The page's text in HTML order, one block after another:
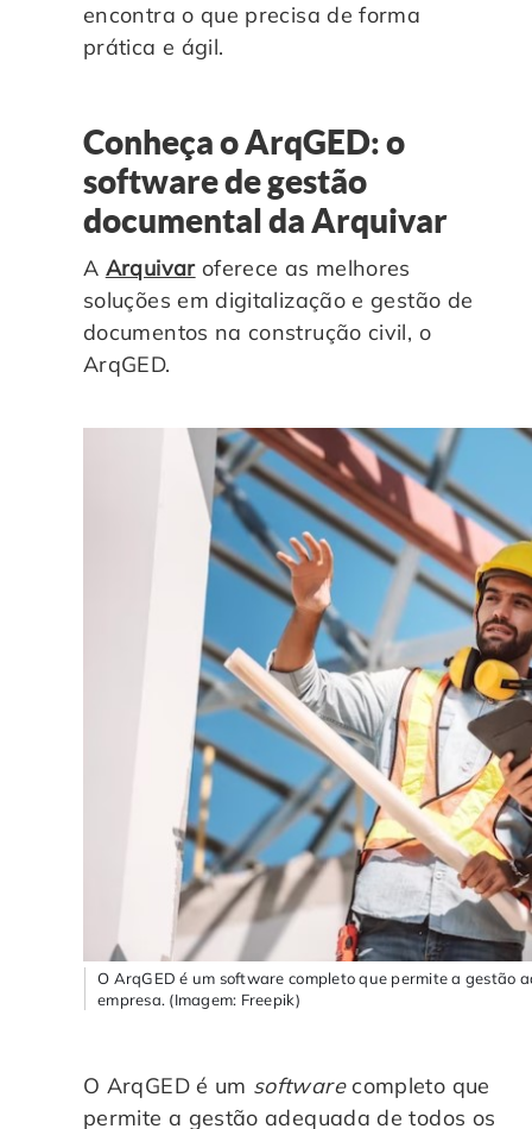
encontra o que precisa de forma
prática e ágil.
Conheça o ArqGED: o
software de gestão
documental da Arquivar
A Arquivaroferece as melhores
soluções em digitalização e gestão de
documentos na construção civil, o
ArqGED.
O ArqGED é um software completo que permite a gestão
empresa. (Imagem: Freepik)
O ArqGED é um softwarecompleto que
permite a gestão adequada de todos os